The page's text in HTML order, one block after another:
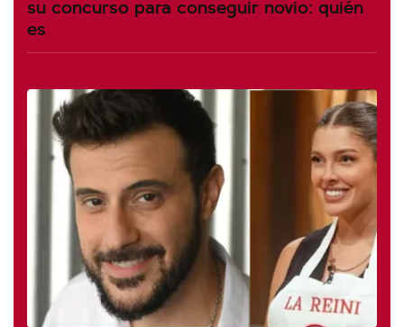
su concurso para conseguir novio: quién
es